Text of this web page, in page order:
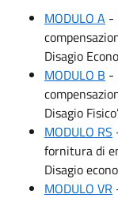
MODULO A -
Disagio
MODULO B -
Disagio
MODULO RS
fornitura di
Disagio
MODULO VR